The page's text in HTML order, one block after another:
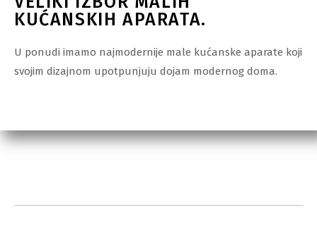
KUĆANSKIH APARATA.
U ponudi imamo najmodernije male kućanske aparate koji
svojim dizajnom upotpunjuju dojam modernog doma.